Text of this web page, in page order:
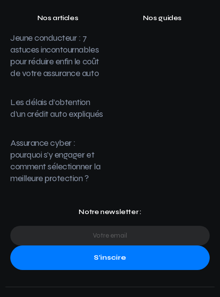
Nos articles
Jeune conducteur : 7
astuces incontournables
pour réduire enfin le coût
de votre assurance auto
Les délais d’obtention
d’un crédit auto expliqués
Assurance cyber :
pourquoi s’y engager et
comment sélectionner la
meilleure protection ?
Nos guides
Notre newsletter :
S'inscire